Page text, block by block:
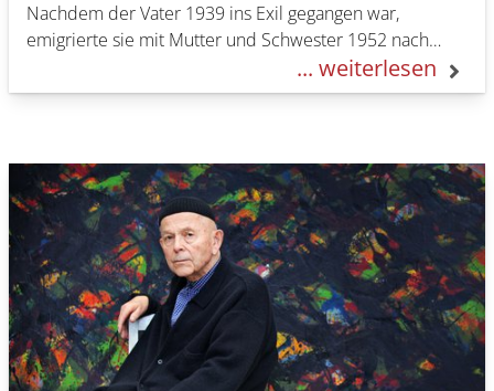
Nachdem der Vater 1939 ins Exil gegangen war,
emigrierte sie mit Mutter und Schwester 1952 nach
... weiterlesen